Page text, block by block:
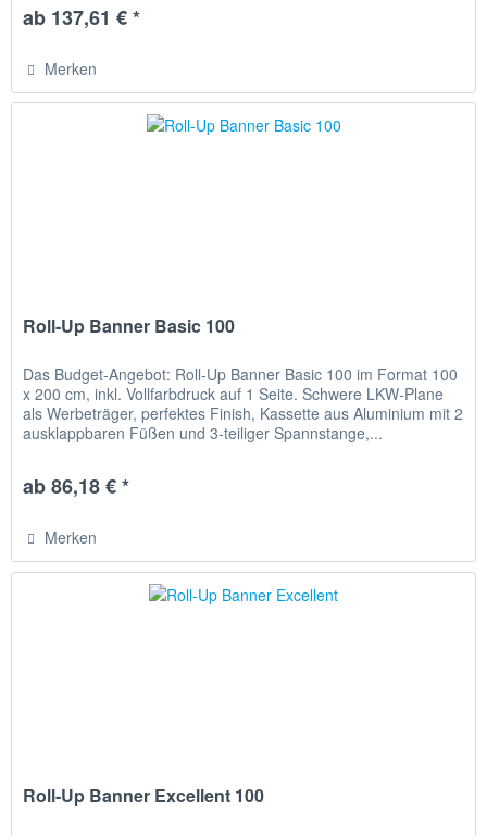
ab 137,61 € *
Merken
Roll-Up Banner Basic 100
Das Budget-Angebot: Roll-Up Banner Basic 100 im Format 100
x 200 cm, inkl. Vollfarbdruck auf 1 Seite. Schwere LKW-Plane
als Werbeträger, perfektes Finish, Kassette aus Aluminium mit 2
ausklappbaren Füßen und 3-teiliger Spannstange,...
ab 86,18 € *
Merken
Roll-Up Banner Excellent 100